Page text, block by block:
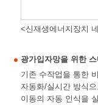
<신재생에너지장치
광가입자망을 위한
기존 수작업을 통한
자동화/실시간 방식
이동의 자동 인식을